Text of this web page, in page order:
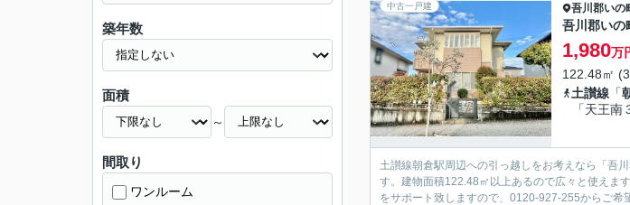
中古一戸建 吾川郡いの
吾川郡い
1,980万
122.48㎡
土讃線 「
「天王
土讃線朝倉駅周辺への引っ越しをお考えなら「吾
す。建物面積122.48㎡以上あるので広々と使えま
をサポート致しますので、0120-927-255からご希
築年数
面積
～
間取り
ワンルーム